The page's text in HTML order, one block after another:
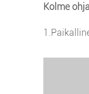
Kolme
1.